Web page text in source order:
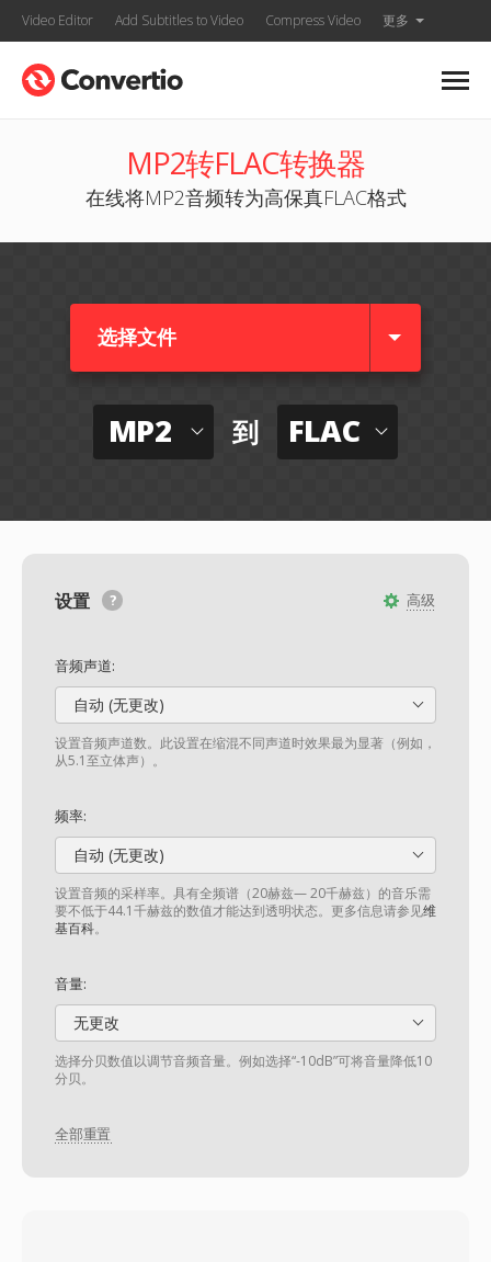
Video Editor Add Subtitles to Video Compress Video 更多
MP2转FLAC转换器
在线将MP2音频转为高保真FLAC格式
选择文件
MP2 到 FLAC
高级
设置
音频声道:
自动 (无更改)
设置音频声道数。此设置在缩混不同声道时效果最为显著（例如，
从5.1至立体声）。
频率:
自动 (无更改)
设置音频的采样率。具有全频谱（20赫兹— 20千赫兹）的音乐需
要不低于44.1千赫兹的数值才能达到透明状态。更多信息请参见维
基百科。
音量:
无更改
选择分贝数值以调节音频音量。例如选择“-10dB”可将音量降低10
分贝。
全部重置